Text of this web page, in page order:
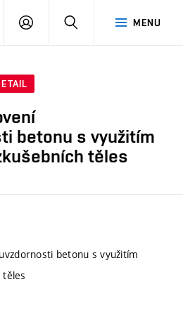
MENU
LOG
SEARCH
betonu s využitím
těles
betonu s využitím